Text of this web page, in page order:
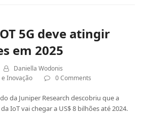
5G deve atingir
em 2025
Daniella Wodonis
e Inovação 0 Comments
da Juniper Research descobriu que a
IoT vai chegar a US$ 8 bilhões até 2024.